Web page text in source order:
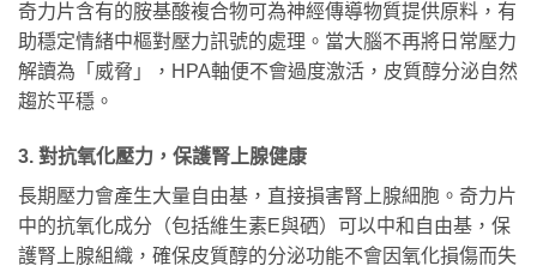
奇力片含有的胺基酸複合物可為神經傳導物質提供原料，有
助穩定情緒中樞對壓力訊號的處理。當大腦不再將日常壓力
解讀為「威脅」，HPA軸便不會過度激活，皮質醇分泌自然
趨於平穩。
3. 對抗氧化壓力，保護腎上腺健康
長期壓力會產生大量自由基，直接損害腎上腺細胞。奇力片
中的抗氧化成分（包括維生素E與硒）可以中和自由基，保
護腎上腺組織，確保皮質醇的分泌功能不會因氧化損傷而失